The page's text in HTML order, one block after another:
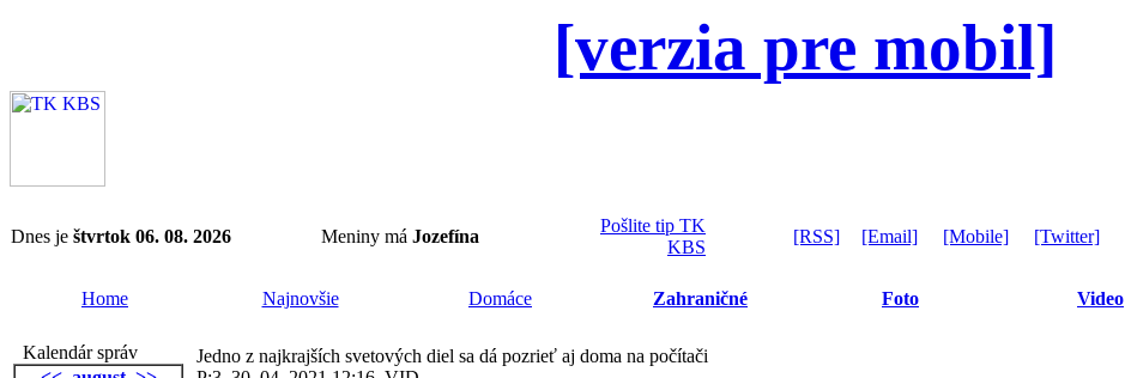
[verzia pre mobil]
Dnes je štvrtok 06. 08. 2026 Meniny má Jozefína
Pošlite tip TK
KBS
[RSS] [Email] [Mobile] [Twitter]
Home Najnovšie Domáce Zahraničné Foto Video
Kalendár správ
Jedno z najkrajších svetových diel sa dá pozrieť aj doma na počítači